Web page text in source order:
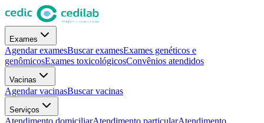
Exames
Agendar examesBuscar examesExames genéticos e
genômicosExames toxicológicosConvênios atendidos
Vacinas
Agendar vacinasBuscar vacinas
Serviços
Atendimento domiciliarAtendimento particularAtendimento